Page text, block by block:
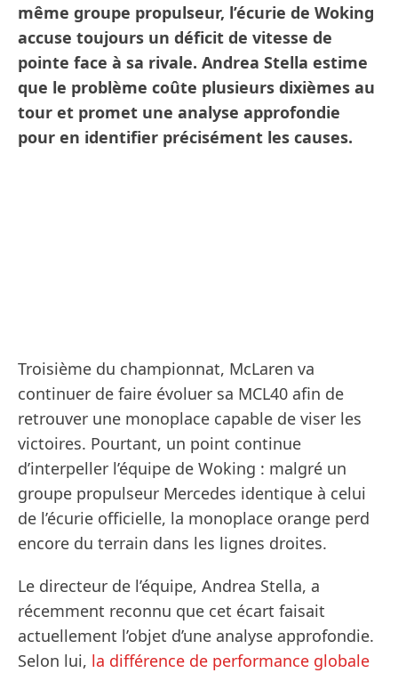
même groupe propulseur, l’écurie de Woking
accuse toujours un déficit de vitesse de
pointe face à sa rivale. Andrea Stella estime
que le problème coûte plusieurs dixièmes au
tour et promet une analyse approfondie
pour en identifier précisément les causes.
Troisième du championnat, McLaren va
continuer de faire évoluer sa MCL40 afin de
retrouver une monoplace capable de viser les
victoires. Pourtant, un point continue
d’interpeller l’équipe de Woking : malgré un
groupe propulseur Mercedes identique à celui
de l’écurie officielle, la monoplace orange perd
encore du terrain dans les lignes droites.
Le directeur de l’équipe, Andrea Stella, a
récemment reconnu que cet écart faisait
actuellement l’objet d’une analyse approfondie.
Selon lui, la différence de performance globale